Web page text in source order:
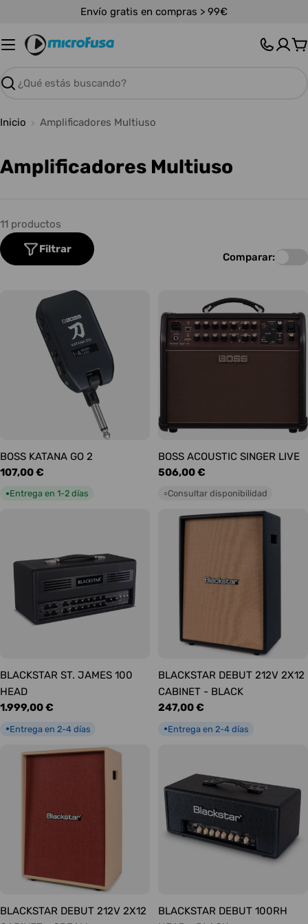
contenido
Envío gratis en compras > 99€
Buscar
Inicio Amplificadores Multiuso
C
e
c
Amplificadores Multiuso
11 productos
Filtrar
Comparar:
BOSS KATANA GO 2
Precio
habitual
107,00 €
●Entrega en 1-2 días
BOSS ACOUSTIC SINGER LIVE
Precio
habitual
506,00 €
○Consultar disponibilidad
BLACKSTAR ST. JAMES 100
HEAD
Precio
1.999,00 €
●Entrega en 2-4 días
BLACKSTAR DEBUT 212V 2X12
CABINET - BLACK
Precio
247,00 €
●Entrega en 2-4 días
BLACKSTAR DEBUT 212V 2X12
BLACKSTAR DEBUT 100RH